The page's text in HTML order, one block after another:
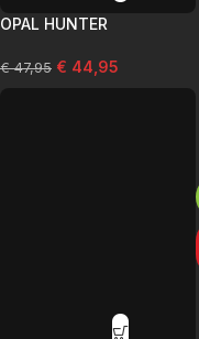
OPAL HUNTER
€47,95 € 44,95